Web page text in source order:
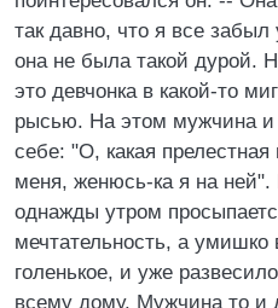
так давно, что я все
она не была такой дурой.
это девчонка в какой-то
рысью. На этом мужчина и
себе: "О, какая
меня, женюсь-ка я на
однажды утром
мечтательность, а умишко
голенькое, и уже
всему дому. Мужчина то и